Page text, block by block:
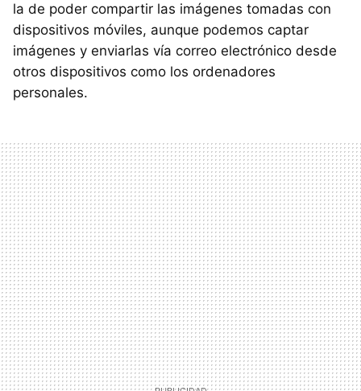
la de poder compartir las imágenes tomadas con
dispositivos móviles, aunque podemos captar
imágenes y enviarlas vía correo electrónico desde
otros dispositivos como los ordenadores
personales.